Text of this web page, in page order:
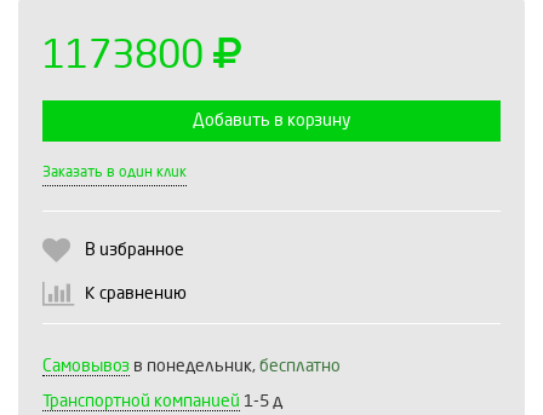
1173800
Добавить в корзину
Заказать в один клик
В избранное
К сравнению
Самовывоз в понедельник, бесплатно
Транспортной компанией 1-5 д